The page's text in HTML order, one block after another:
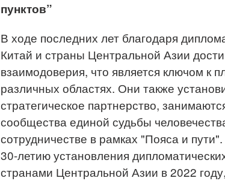
пунктов”
В ходе последних лет благодаря
Китай и страны Центральной Азии
взаимодоверия, что является ключом к
различных областях. Они также
стратегическое партнерство,
сообщества единой судьбы
сотрудничестве в рамках "Пояса и
30-летию установления
странами Центральной Азии в 2022